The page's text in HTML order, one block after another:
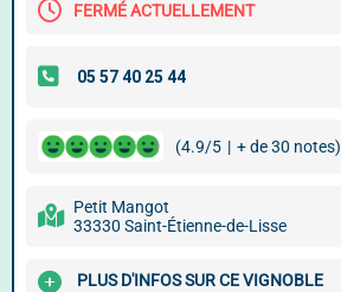
FERMÉ ACTUELLEMENT
(4.9/5 | + de 30 notes)
Petit Mangot
33330 Saint-Étienne-de-Lisse
PLUS D'INFOS SUR CE VIGNOBLE